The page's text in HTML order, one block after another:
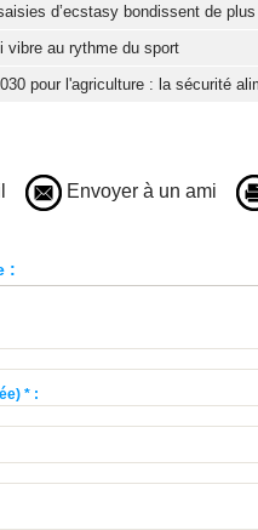
d’ecstasy bondissent de
vibre au rythme du sport
pour l'agriculture : la sécurité
Envoyer à un ami
:
* :